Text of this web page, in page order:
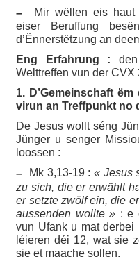
– Mir wëllen eis haut
eiser Beruffung
d’Ënnerstëtzung an
Eng Erfahrung :
Welttreffen vun der
1. D’Gemeinschaft
virun an Treffpunkt no
De Jesus wollt séng
Jünger u senger
loossen :
– Mk 3,13-19 : « Jesus
zu sich, die er erwählt
er setzte zwölf ein, die
aussenden wollte » : e
vun Ufank u mat derbei
léieren déi 12, wat sie
sie et maache sollen.